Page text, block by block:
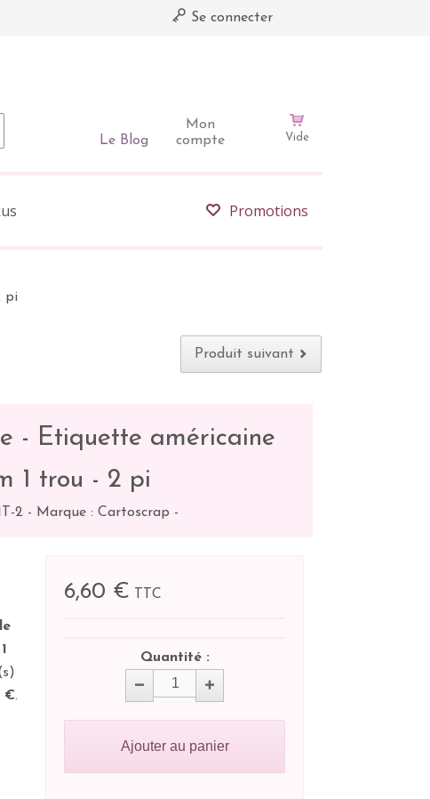
Se connecter
Mon
compte
Le Blog Vide
Promotions
pi
Produit suivant
- Etiquette américaine
1 trou - 2 pi
2 - Marque : Cartoscrap -
1
€.
6,60 € TTC
Quantité :
Ajouter au panier